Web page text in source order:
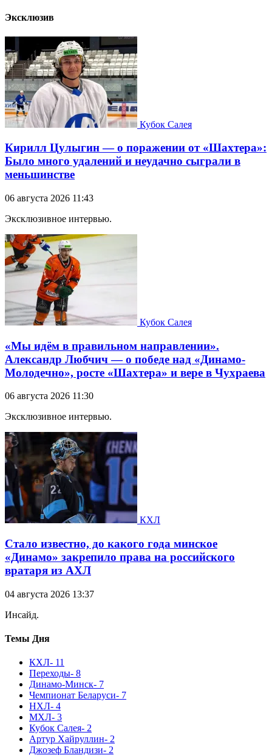
Эксклюзив
Кубок Салея
Кирилл Цулыгин — о поражении от «Шахтера»:
Было много удалений и неудачно сыграли в
меньшинстве
06 августа 2026 11:43
Эксклюзивное интервью.
Кубок Салея
«Мы идём в правильном направлении».
Александр Любчич — о победе над «Динамо-
Молодечно», росте «Шахтера» и вере в Чухраева
06 августа 2026 11:30
Эксклюзивное интервью.
КХЛ
Стало известно, до какого года минское
«Динамо» закрепило права на российского
вратаря из АХЛ
04 августа 2026 13:37
Инсайд.
Темы Дня
КХЛ- 11
Переходы- 8
Динамо-Минск- 7
Чемпионат Беларуси- 7
НХЛ- 4
МХЛ- 3
Кубок Салея- 2
Артур Хайруллин- 2
Джозеф Бландизи- 2